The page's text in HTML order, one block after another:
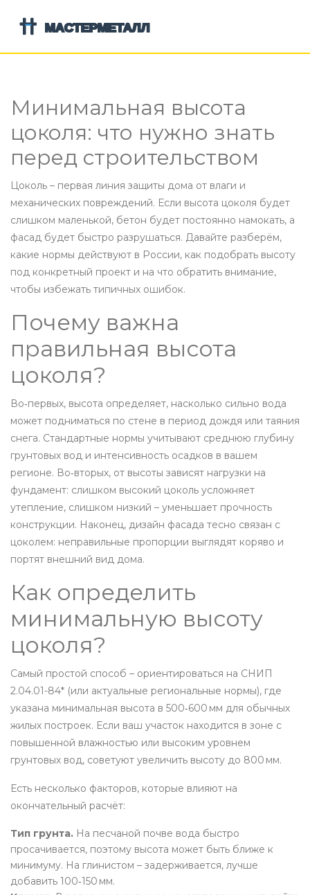
Минимальная высота
цоколя: что нужно знать
перед строительством
Цоколь – первая линия защиты дома от влаги и
механических повреждений. Если высота цоколя будет
слишком маленькой, бетон будет постоянно намокать, а
фасад будет быстро разрушаться. Давайте разберём,
какие нормы действуют в России, как подобрать высоту
под конкретный проект и на что обратить внимание,
чтобы избежать типичных ошибок.
Почему важна
правильная высота
цоколя?
Во‑первых, высота определяет, насколько сильно вода
может подниматься по стене в период дождя или таяния
снега. Стандартные нормы учитывают среднюю глубину
грунтовых вод и интенсивность осадков в вашем
регионе. Во‑вторых, от высоты зависят нагрузки на
фундамент: слишком высокий цоколь усложняет
утепление, слишком низкий – уменьшает прочность
конструкции. Наконец, дизайн фасада тесно связан с
цоколем: неправильные пропорции выглядят коряво и
портят внешний вид дома.
Как определить
минимальную высоту
цоколя?
Самый простой способ – ориентироваться на СНИП
2.04.01-84* (или актуальные региональные нормы), где
указана минимальная высота в 500‑600 мм для обычных
жилых построек. Если ваш участок находится в зоне с
повышенной влажностью или высоким уровнем
грунтовых вод, советуют увеличить высоту до 800 мм.
Есть несколько факторов, которые влияют на
окончательный расчёт:
Тип грунта. На песчаной почве вода быстро
просачивается, поэтому высота может быть ближе к
минимуму. На глинистом – задерживается, лучше
добавить 100‑150 мм.